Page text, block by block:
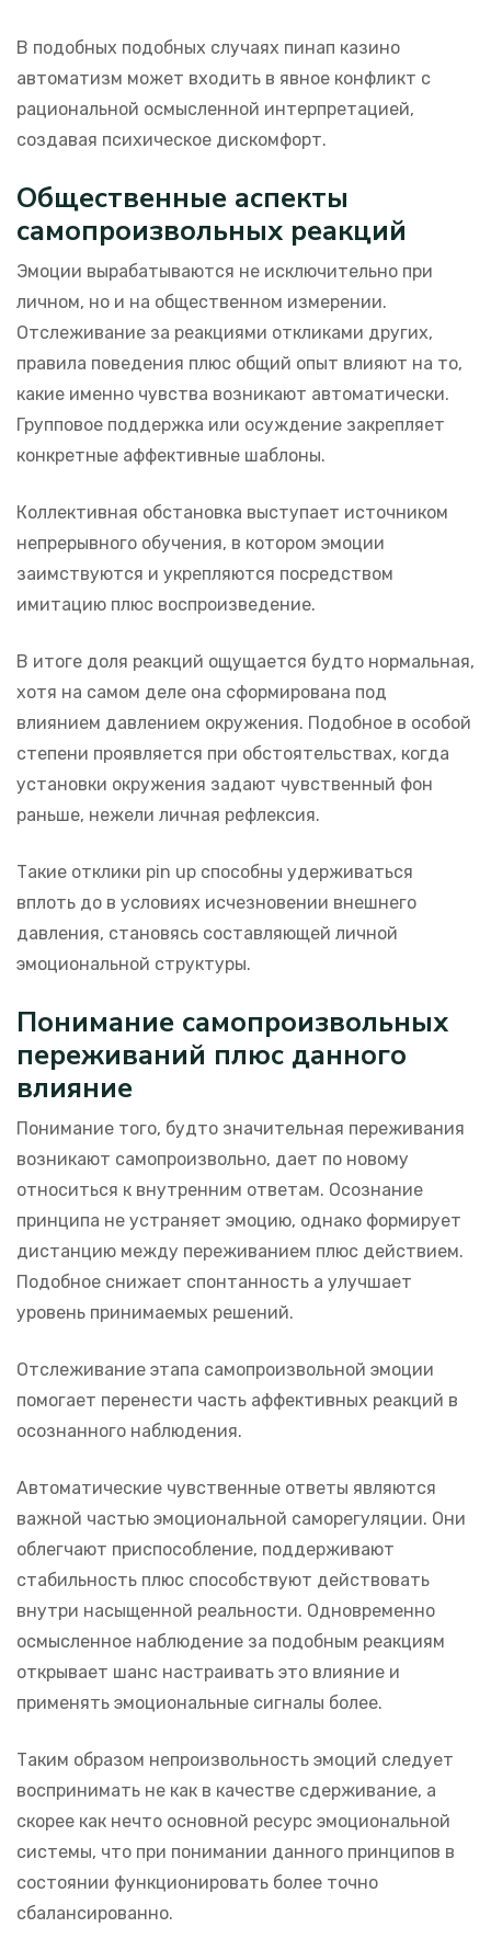
В подобных подобных случаях пинап казино
автоматизм может входить в явное конфликт с
рациональной осмысленной интерпретацией,
создавая психическое дискомфорт.
Общественные аспекты
самопроизвольных реакций
Эмоции вырабатываются не исключительно при
личном, но и на общественном измерении.
Отслеживание за реакциями откликами других,
правила поведения плюс общий опыт влияют на то,
какие именно чувства возникают автоматически.
Групповое поддержка или осуждение закрепляет
конкретные аффективные шаблоны.
Коллективная обстановка выступает источником
непрерывного обучения, в котором эмоции
заимствуются и укрепляются посредством
имитацию плюс воспроизведение.
В итоге доля реакций ощущается будто нормальная,
хотя на самом деле она сформирована под
влиянием давлением окружения. Подобное в особой
степени проявляется при обстоятельствах, когда
установки окружения задают чувственный фон
раньше, нежели личная рефлексия.
Такие отклики pin up способны удерживаться
вплоть до в условиях исчезновении внешнего
давления, становясь составляющей личной
эмоциональной структуры.
Понимание самопроизвольных
переживаний плюс данного
влияние
Понимание того, будто значительная переживания
возникают самопроизвольно, дает по новому
относиться к внутренним ответам. Осознание
принципа не устраняет эмоцию, однако формирует
дистанцию между переживанием плюс действием.
Подобное снижает спонтанность а улучшает
уровень принимаемых решений.
Отслеживание этапа самопроизвольной эмоции
помогает перенести часть аффективных реакций в
осознанного наблюдения.
Автоматические чувственные ответы являются
важной частью эмоциональной саморегуляции. Они
облегчают приспособление, поддерживают
стабильность плюс способствуют действовать
внутри насыщенной реальности. Одновременно
осмысленное наблюдение за подобным реакциям
открывает шанс настраивать это влияние и
применять эмоциональные сигналы более.
Таким образом непроизвольность эмоций следует
воспринимать не как в качестве сдерживание, а
скорее как нечто основной ресурс эмоциональной
системы, что при понимании данного принципов в
состоянии функционировать более точно
сбалансированно.